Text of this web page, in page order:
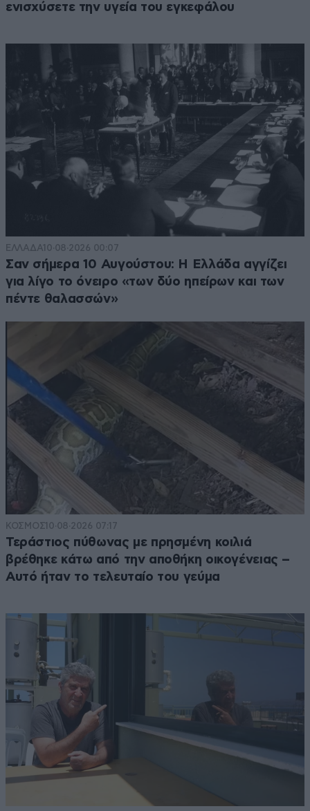
ενισχύσετε την υγεία του εγκεφάλου
ΕΛΛΑΔΑ10·08·2026 00:07
Σαν σήμερα 10 Αυγούστου: Η Ελλάδα αγγίζει
για λίγο το όνειρο «των δύο ηπείρων και των
πέντε θαλασσών»
ΚΟΣΜΟΣ10·08·2026 07:17
Τεράστιος πύθωνας με πρησμένη κοιλιά
βρέθηκε κάτω από την αποθήκη οικογένειας –
Αυτό ήταν το τελευταίο του γεύμα